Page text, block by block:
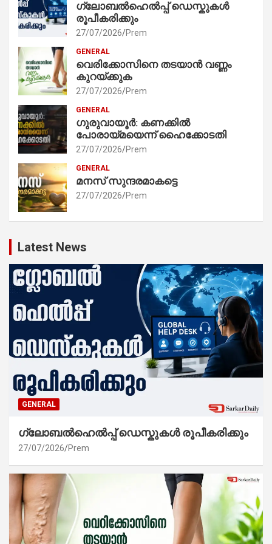
ഗ്ലോബൽഹെൽപ്പ് ഡെസ്കുകൾ
രൂപീകരിക്കും
27/07/2026 Prem
GENERAL
വെരിക്കോസിനെ തടയാൻ വണ്ണം
കുറയ്ക്കുക
27/07/2026 Prem
GENERAL
ഗുരുവായൂർ: കണക്കിൽ
പോരായ്മയെന്ന് ഹൈക്കോടതി
27/07/2026 Prem
GENERAL
മനസ് സുന്ദരമാകട്ടെ
27/07/2026 Prem
Latest News
GENERAL
ഗ്ലോബൽഹെൽപ്പ് ഡെസ്കുകൾ രൂപീകരിക്കും
27/07/2026 Prem